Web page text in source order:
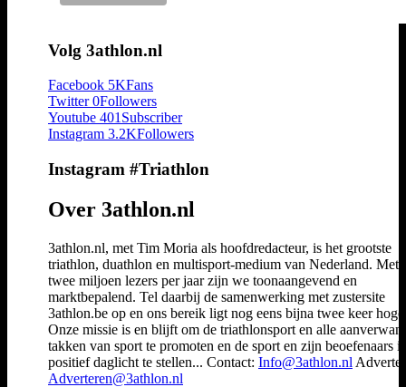
Volg 3athlon.nl
Facebook 5KFans
Twitter 0Followers
Youtube 401 Subscriber
Instagram 3.2KFollowers
Instagram #Triathlon
Over 3athlon.nl
3athlon.nl, met Tim Moria als hoofdredacteur, is het grootste
triathlon, duathlon en multisport-medium van Nederland. Met
twee miljoen lezers per jaar zijn we toonaangevend en
marktbepalend. Tel daarbij de samenwerking met zustersite
3athlon.be op en ons bereik ligt nog eens bijna twee keer
Onze missie is en blijft om de triathlonsport en alle
takken van sport te promoten en de sport en zijn beoefenaars
positief daglicht te stellen... Contact: Info@3athlon.nl
Adverteren@3athlon.nl